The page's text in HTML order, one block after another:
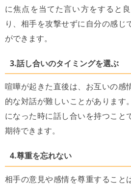
に焦点を当てた言い方をすると
り、相手を攻撃せずに自分の感じ
ができます。
3.話し合いのタイミングを選ぶ
喧嘩が起きた直後は、お互いの感
的な対話が難しいことがあります
になった時に話し合いを持つこと
期待できます。
4.尊重を忘れない
相手の意見や感情を尊重すること